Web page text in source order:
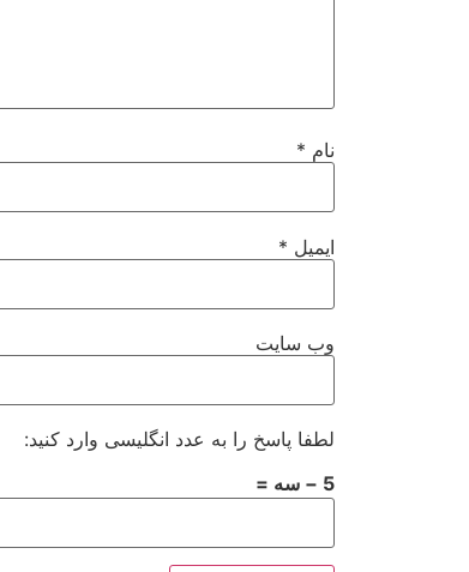
نام *
ایمیل *
وب‌ سایت
لطفا پاسخ را به عدد انگلیسی وارد کنید:
5 − سه =